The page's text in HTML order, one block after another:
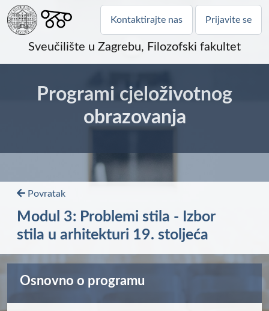
Kontaktirajte nas Prijavite se
Sveučilište u Zagrebu, Filozofski fakultet
Programi cjeloživotnog
obrazovanja
Povratak
Modul 3: Problemi stila - Izbor
stila u arhitekturi 19. stoljeća
Osnovno o programu